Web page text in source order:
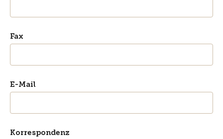
Fax
E-Mail
Korrespondenz